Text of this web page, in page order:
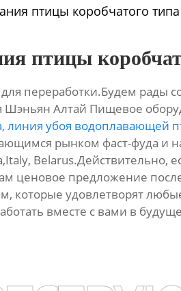
птицы коробчатого
птицы
переработки.Будем рады
Алтай Пищевое
, линия убоя водоплавающей
рынком фаст-фуда и
Belarus.Действительно,
ценовое предложение
которые удовлетворят
вместе с вами в